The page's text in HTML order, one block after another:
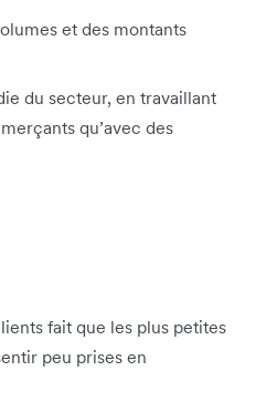
et des montants
du secteur, en travaillant
qu’avec des
fait que les plus petites
peu prises en